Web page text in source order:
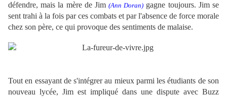
défendre, mais la mère de Jim (Ann Doran) gagne toujours. Jim se
sent trahi à la fois par ces combats et par l'absence de force morale
chez son père, ce qui provoque des sentiments de malaise.
Tout en essayant de s'intégrer au mieux parmi les étudiants de son
nouveau lycée, Jim est impliqué dans une dispute avec Buzz